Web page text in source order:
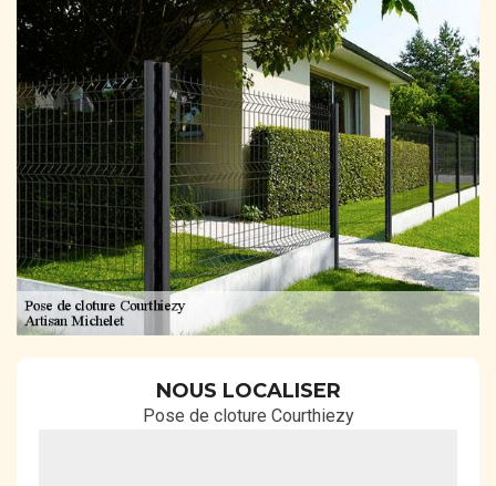
NOUS LOCALISER
Pose de cloture Courthiezy